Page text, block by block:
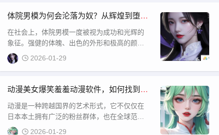
体院男模为何会沦落为奴？从辉煌到堕落
的背后原因分析
在社会上，体院男模一度被视为成功和光辉的
象征。强健的体魄、出色的外形和极高的颜
值，使他们成为了时尚和健身行业的宠儿。然
而，近年来，越来越多的体院男模却逐渐陷入
色。
2026-01-29
动漫美女爆笑羞羞动漫软件，如何找到好
用的羞羞动漫软件？
动漫是一种跨越国界的艺术形式，它不仅仅在
日本本土拥有广泛的粉丝群体，也在全球范围
内获得了众多爱好者的追捧。随着互联网的发
2026-01-29